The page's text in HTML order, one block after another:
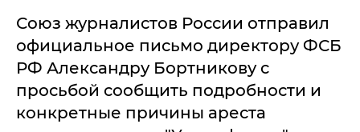
Союз журналистов России отправил
официальное письмо директору ФСБ
РФ Александру Бортникову с
просьбой сообщить подробности и
конкретные причины ареста